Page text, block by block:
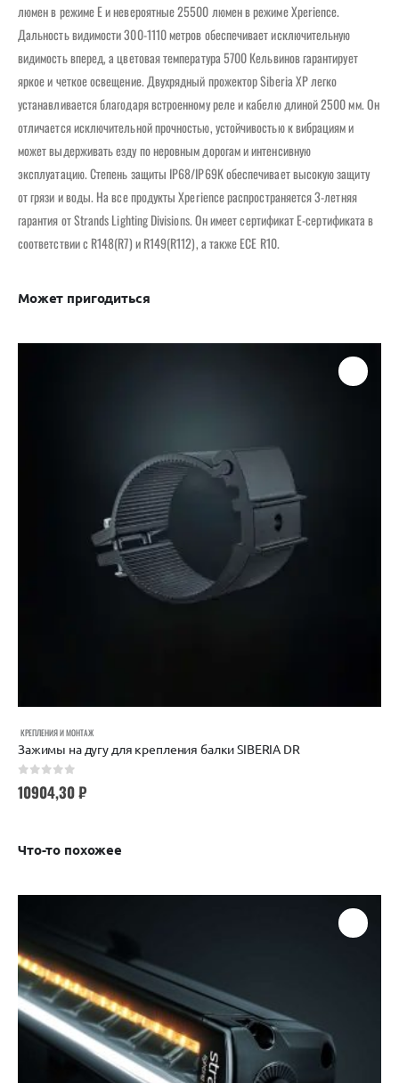
люмен в режиме E и невероятные 25500 люмен в режиме Xperience.
Дальность видимости 300-1110 метров обеспечивает исключительную
видимость вперед, а цветовая температура 5700 Кельвинов гарантирует
яркое и четкое освещение. Двухрядный прожектор Siberia XP легко
устанавливается благодаря встроенному реле и кабелю длиной 2500 мм. Он
отличается исключительной прочностью, устойчивостью к вибрациям и
может выдерживать езду по неровным дорогам и интенсивную
эксплуатацию. Степень защиты IP68/IP69K обеспечивает высокую защиту
от грязи и воды. На все продукты Xperience распространяется 3-летняя
гарантия от Strands Lighting Divisions. Он имеет сертификат E-сертификата в
соответствии с R148(R7) и R149(R112), а также ECE R10.
Может пригодиться
КРЕПЛЕНИЯ И МОНТАЖ
Зажимы на дугу для крепления балки SIBERIA DR
10904,30₽
Что-то похожее